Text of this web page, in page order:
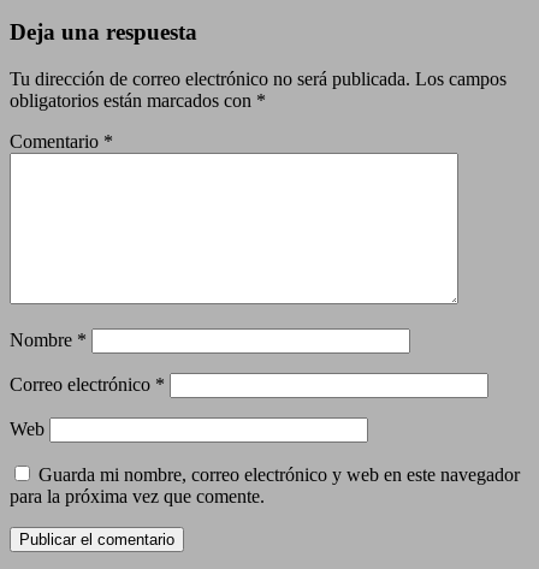
Deja una respuesta
Tu dirección de correo electrónico no será publicada. Los campos
obligatorios están marcados con *
Comentario *
Nombre *
Correo electrónico *
Web
Guarda mi nombre, correo electrónico y web en este navegador
para la próxima vez que comente.